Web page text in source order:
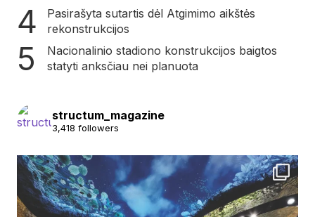
Pasirašyta sutartis dėl Atgimimo aikštės
rekonstrukcijos
Nacionalinio stadiono konstrukcijos baigtos
statyti anksčiau nei planuota
structum_magazine
3,418 followers